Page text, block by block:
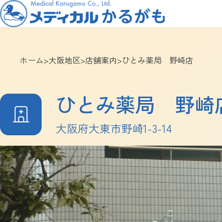
ホーム>大阪地区>店舗案内>ひとみ薬局 野崎店
ひとみ薬局 野崎
大阪府大東市野崎1-3-14